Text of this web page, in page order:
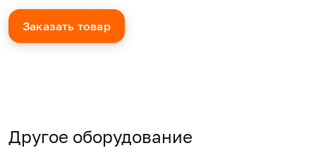
Заказать товар
Другое оборудование